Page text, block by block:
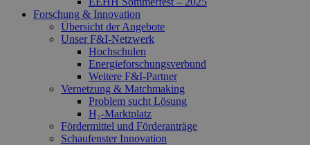
Forschung & Innovation
Übersicht der Angebote
Unser F&I-Netzwerk
Hochschulen
Energie­forschungs­verbund
Weitere F&I-Partner
Vernetzung & Matchmaking
Problem sucht Lösung
H₂-Marktplatz
Fördermittel und Förderanträge
Schaufenster Innovation